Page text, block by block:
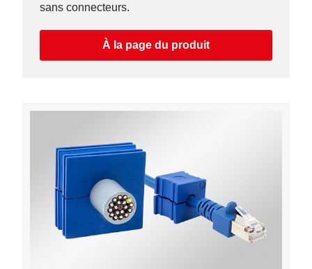
sans connecteurs.
À la page du produit